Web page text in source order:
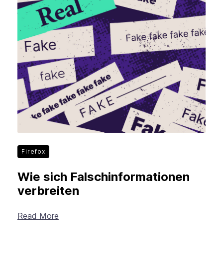
Firefox
Wie sich Falschinformationen
verbreiten
Read More